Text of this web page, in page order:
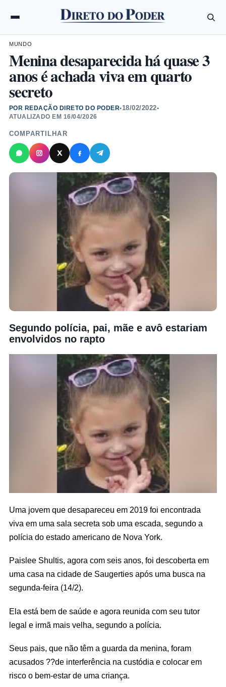
MUNDO
Menina desaparecida há quase 3
anos é achada viva em quarto
secreto
POR REDAÇÃO DIRETO DO PODER•18/02/2022•
ATUALIZADO EM 16/04/2026
COMPARTILHAR
Segundo polícia, pai, mãe e avô estariam
envolvidos no rapto
Uma jovem que desapareceu em 2019 foi encontrada
viva em uma sala secreta sob uma escada, segundo a
polícia do estado americano de Nova York.
Paislee Shultis, agora com seis anos, foi descoberta em
uma casa na cidade de Saugerties após uma busca na
segunda-feira (14/2).
Ela está bem de saúde e agora reunida com seu tutor
legal e irmã mais velha, segundo a polícia.
Seus pais, que não têm a guarda da menina, foram
acusados ??de interferência na custódia e colocar em
risco o bem-estar de uma criança.